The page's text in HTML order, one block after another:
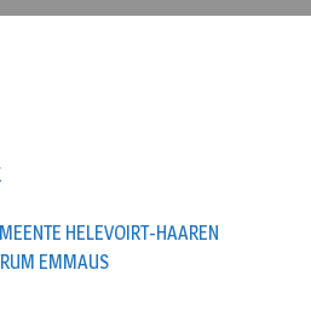
HELEVOIRT-HAAREN
EMMAUS